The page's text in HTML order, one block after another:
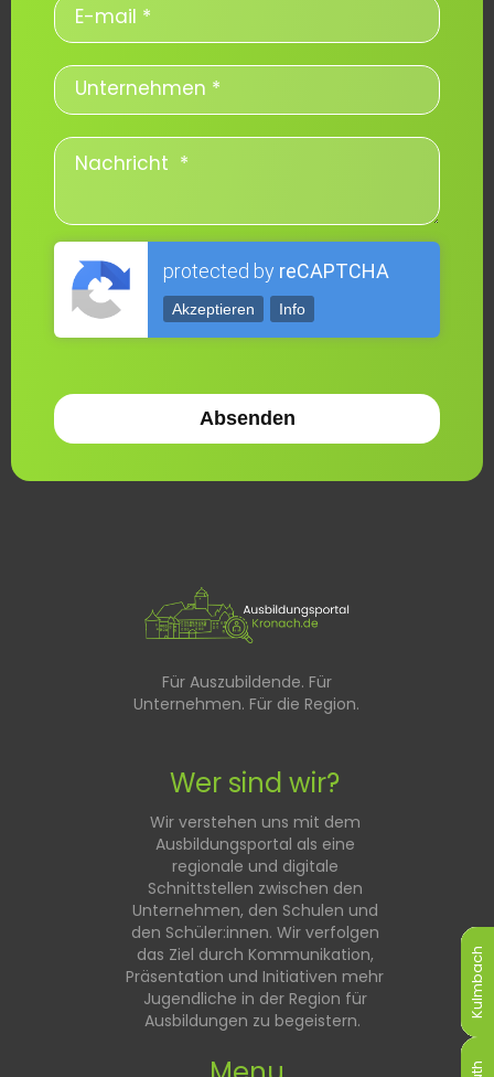
Kulmbach
Kulmbach
Kulmbach
Kulmbach
Kulmbach
Kulmbach
protected by reCAPTCHA
Akzeptieren Info
Für Auszubildende. Für
Unternehmen. Für die Region.
Wer sind wir?
Wir verstehen uns mit dem
Ausbildungsportal als eine
regionale und digitale
Schnittstellen zwischen den
Unternehmen, den Schulen und
den Schüler:innen. Wir verfolgen
das Ziel durch Kommunikation,
Präsentation und Initiativen mehr
Jugendliche in der Region für
Ausbildungen zu begeistern.